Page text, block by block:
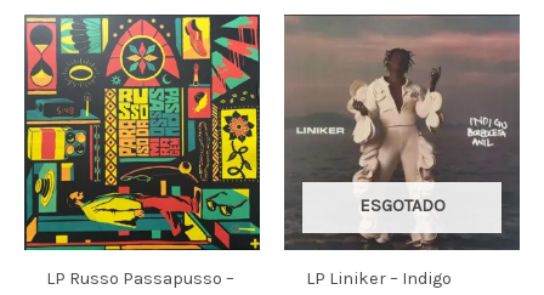
LP Russo Passapusso –
ESGOTADO
LP Liniker – Indigo